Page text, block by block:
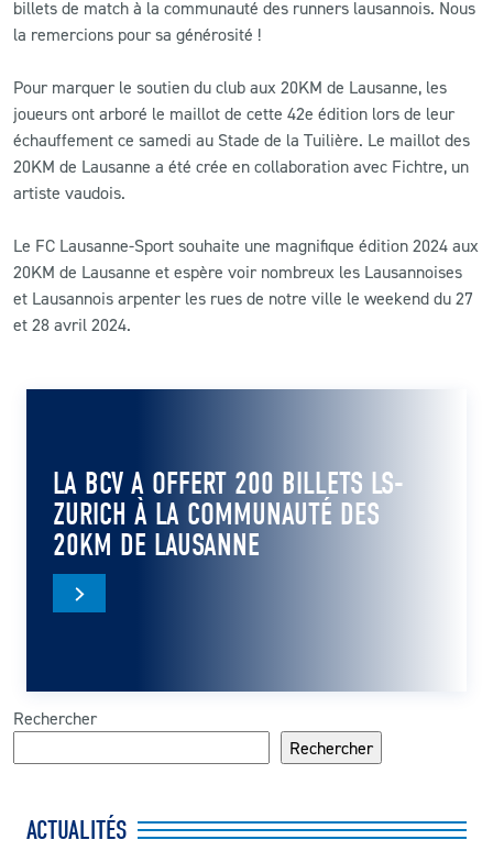
PRESSE ET MEDIAS
billets de match à la communauté des runners lausannois. Nous
la remercions pour sa générosité !
Pour marquer le soutien du club aux 20KM de Lausanne, les
joueurs ont arboré le maillot de cette 42e édition lors de leur
échauffement ce samedi au Stade de la Tuilière. Le maillot des
20KM de Lausanne a été crée en collaboration avec Fichtre, un
artiste vaudois.
Le FC Lausanne-Sport souhaite une magnifique édition 2024 aux
20KM de Lausanne et espère voir nombreux les Lausannoises
et Lausannois arpenter les rues de notre ville le weekend du 27
et 28 avril 2024.
LA BCV A OFFERT 200 BILLETS LS-
ZURICH À LA COMMUNAUTÉ DES
20KM DE LAUSANNE
Rechercher
Rechercher
ACTUALITÉS